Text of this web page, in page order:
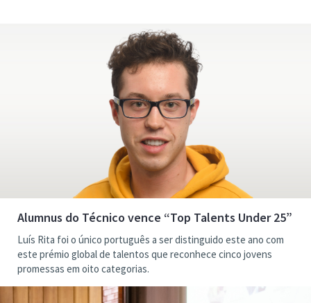
Alumnus do Técnico vence “Top Talents Under 25”
Luís Rita foi o único português a ser distinguido este ano com
este prémio global de talentos que reconhece cinco jovens
promessas em oito categorias.